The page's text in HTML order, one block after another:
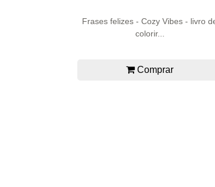
Frases felizes - Cozy Vibes - livro
colorir...
Comprar